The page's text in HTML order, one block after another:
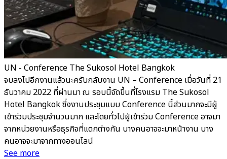
UN - Conference The Sukosol Hotel Bangkok
จบลงไปอีกงานแล้วนะครับกลับงาน UN – Conference เมื่อวันที่ 21
ธันวาคม 2022 ที่ผ่านมา ณ รอบนี้จัดขึ้นที่โรงแรม The Sukosol
Hotel Bangkok ซึ่งงานประชุมแบบ Conference นี้ส่วนมากจะมีผู้
เข้าร่วมประชุมจำนวนมาก และโดยทั่วไปผู้เข้าร่วม Conference อาจมา
จากหน่วยงานหรือธุรกิจที่แตกต่างกัน บางคนอาจจะมาหน้างาน บาง
คนอาจจะมาจากทางออนไลน์
See more